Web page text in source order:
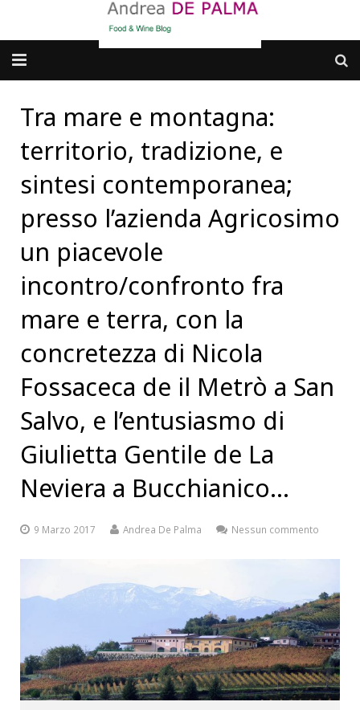
cosa BERE
dove MANGIARE
cosa CUCINARE
dove ANDARE
Punti di vista e approfondimenti
Contatti
Tra mare e montagna:
territorio, tradizione, e
sintesi contemporanea;
presso l’azienda Agricosimo
un piacevole
incontro/confronto fra
mare e terra, con la
concretezza di Nicola
Fossaceca de il Metrò a San
Salvo, e l’entusiasmo di
Giulietta Gentile de La
Neviera a Bucchianico…
9 Marzo 2017 Andrea De Palma Nessun commento